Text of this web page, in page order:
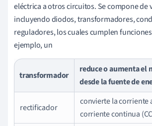
eléctrica a otros circuitos. Se compone de
incluyendo diodos, transformadores,
reguladores, los cuales cumplen
ejemplo, un
transformador
reduce o aumenta el
desde la fuente de
rectificador
convierte la corriente
corriente continua